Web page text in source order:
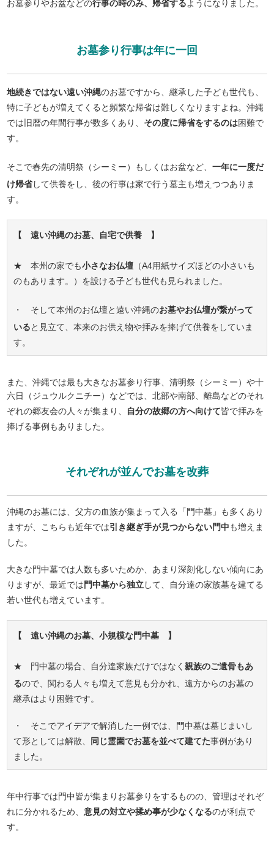
お墓参りやお盆などの行事の時のみ、帰省するようになりました。
お墓参り行事は年に一回
地続きではない遠い沖縄のお墓ですから、継承した子ども世代も、
特に子どもが増えてくると頻繁な帰省は難しくなりますよね。沖縄
では旧暦の年間行事が数多くあり、 その度に帰省をするのは困難で
す。
そこで春先の清明祭（シーミー）もしくはお盆など、一年に一度だ
け帰省して供養をし、後の行事は家で行う墓主も増えつつありま
す。
【 遠い沖縄のお墓、自宅で供養 】
★ 本州の家でも小さなお仏壇 （A4用紙サイズほどの小さいも
のもあります。）を設ける子ども世代も見られました。
・ そして本州のお仏壇と遠い沖縄のお墓やお仏壇が繋がって
いると見立て、本来のお供え物や拝みを捧げて供養をしていま
す。
また、沖縄では最も大きなお墓参り行事、清明祭（シーミー）や十
六日（ジュウルクニチー）などでは、北部や南部、離島などのそれ
ぞれの郷友会の人々が集まり、
自分の故郷の方へ向けて皆で拝みを
捧げる事例もありました。
それぞれが並んでお墓を改葬
沖縄のお墓には、父方の血族が集まって入る「門中墓」も多くあり
ますが、こちらも近年では引き継ぎ手が見つからない門中も増えま
した。
大きな門中墓では人数も多いためか、あまり深刻化しない傾向にあ
りますが、最近では門中墓から独立して、自分達の家族墓を建てる
若い世代も増えています。
【 遠い沖縄のお墓、小規模な門中墓 】
★ 門中墓の場合、自分達家族だけではなく親族のご遺骨もあ
るので、関わる人々も増えて意見も分かれ、遠方からのお墓の
継承はより困難です。
・ そこでアイデアで解消した一例では、門中墓は墓じまいし
て形としては解散、
同じ霊園でお墓を並べて建てた事例があり
ました。
年中行事では門中皆が集まりお墓参りをするものの、管理はそれぞ
れに分かれるため、意見の対立や揉め事が少なくなるのが利点で
す。